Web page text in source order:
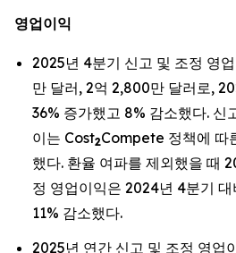
영업이익
2025년 4분기 신고 및 조정 영
만 달러, 2억 2,800만 달러로,
36% 증가했고 8% 감소했다. 신
이는 Cost2Compete 정책에 따
했다. 환율 여파를 제외했을 때
정 영업이익은 2024년 4분기
11% 감소했다.
2025년 연간 신고 및 조정 영업